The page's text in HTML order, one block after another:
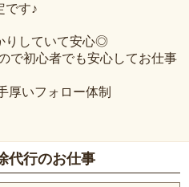
です♪
りしていて安心◎
で初心者でも安心してお仕事
厚いフォロー体制
代行のお仕事